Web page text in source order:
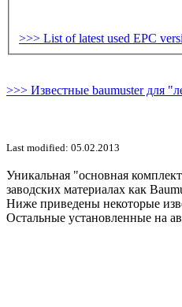
>>> List of latest used EPC
>>> Известные baumuster для
Last modified: 05.02.2013
Уникальная "основная
заводских материалах как
Ниже приведены некоторые
Остальные установленные на